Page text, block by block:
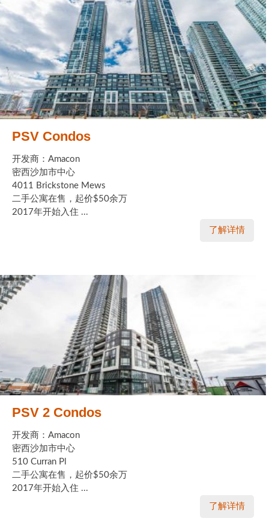
PSV Condos
开发商：Amacon
密西沙加市中心
4011 Brickstone Mews
二手公寓在售，起价$50余万
2017年开始入住 ...
了解详情
PSV 2 Condos
开发商：Amacon
密西沙加市中心
510 Curran Pl
二手公寓在售，起价$50余万
2017年开始入住 ...
了解详情